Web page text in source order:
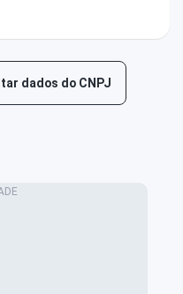
dados do CNPJ